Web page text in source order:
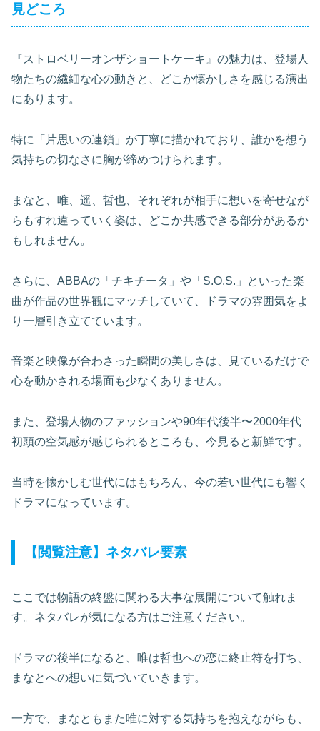
見どころ
『ストロベリーオンザショートケーキ』の魅力は、登場人
物たちの繊細な心の動きと、どこか懐かしさを感じる演出
にあります。
特に「片思いの連鎖」が丁寧に描かれており、誰かを想う
気持ちの切なさに胸が締めつけられます。
まなと、唯、遥、哲也、それぞれが相手に想いを寄せなが
らもすれ違っていく姿は、どこか共感できる部分があるか
もしれません。
さらに、ABBAの「チキチータ」や「S.O.S.」といった楽
曲が作品の世界観にマッチしていて、ドラマの雰囲気をよ
り一層引き立てています。
音楽と映像が合わさった瞬間の美しさは、見ているだけで
心を動かされる場面も少なくありません。
また、登場人物のファッションや90年代後半〜2000年代
初頭の空気感が感じられるところも、今見ると新鮮です。
当時を懐かしむ世代にはもちろん、今の若い世代にも響く
ドラマになっています。
【閲覧注意】ネタバレ要素
ここでは物語の終盤に関わる大事な展開について触れま
す。ネタバレが気になる方はご注意ください。
ドラマの後半になると、唯は哲也への恋に終止符を打ち、
まなとへの想いに気づいていきます。
一方で、まなともまた唯に対する気持ちを抱えながらも、